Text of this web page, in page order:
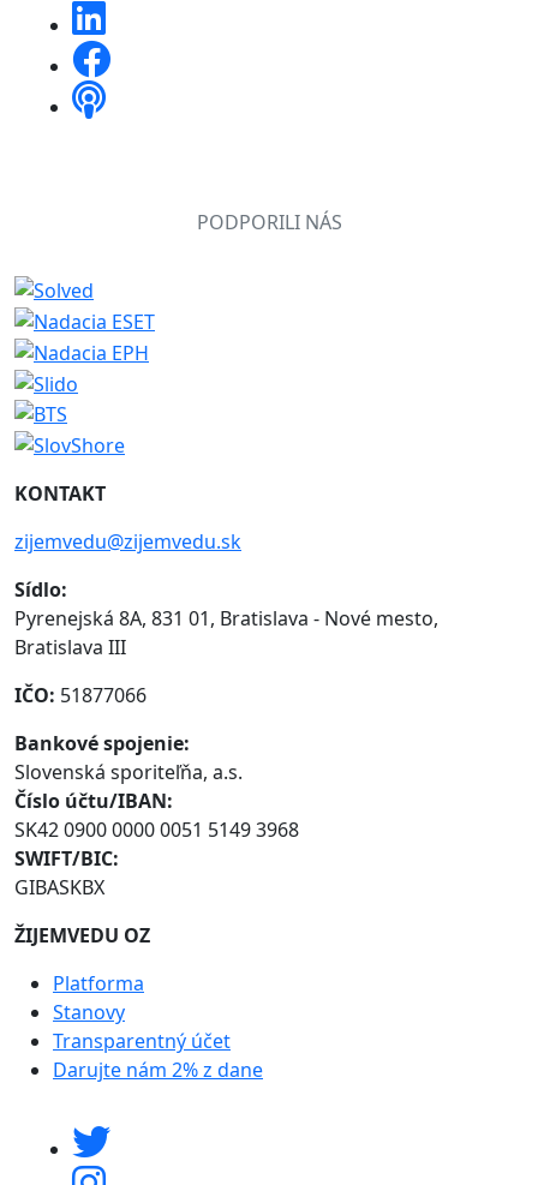
PODPORILI NÁS
KONTAKT
zijemvedu@zijemvedu.sk
Sídlo:
Pyrenejská 8A, 831 01, Bratislava - Nové mesto,
Bratislava III
IČO: 51877066
Bankové spojenie:
Slovenská sporiteľňa, a.s.
Číslo účtu/IBAN:
SK42 0900 0000 0051 5149 3968
SWIFT/BIC:
GIBASKBX
ŽIJEMVEDU OZ
Platforma
Stanovy
Transparentný účet
Darujte nám 2% z dane